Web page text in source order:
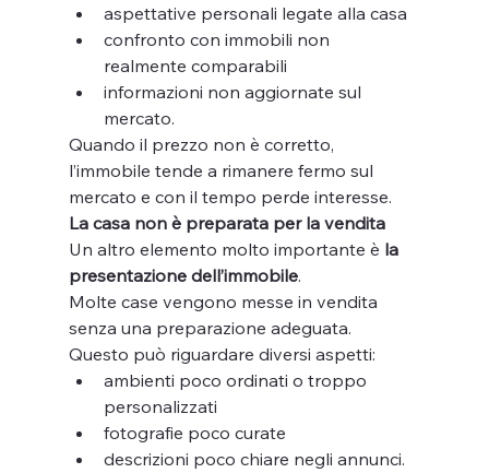
aspettative personali legate alla casa
confronto con immobili non
realmente comparabili
informazioni non aggiornate sul
mercato.
Quando il prezzo non è corretto,
l’immobile tende a rimanere fermo sul
mercato e con il tempo perde interesse.
La casa non è preparata per la vendita
Un altro elemento molto importante è la
presentazione dell’immobile.
Molte case vengono messe in vendita
senza una preparazione adeguata.
Questo può riguardare diversi aspetti:
ambienti poco ordinati o troppo
personalizzati
fotografie poco curate
descrizioni poco chiare negli annunci.